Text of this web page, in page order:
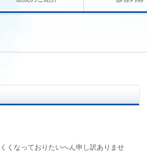
くなっておりたいへん申し訳ありませ